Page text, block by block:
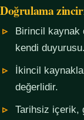
Doğrulama
Birincil kaynak
kendi duyurusu.
İkincil
değerlidir.
Tarihsiz içerik,